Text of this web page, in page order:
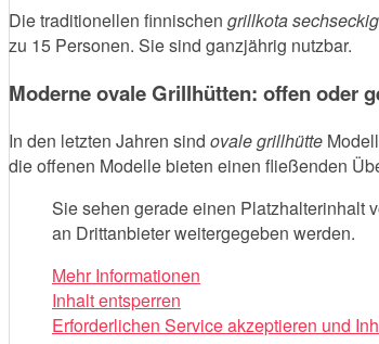
Die traditionellen finnischen grillkota sechseckig
zu 15 Personen. Sie sind ganzjährig nutzbar.
Moderne ovale Grillhütten: offen oder
In den letzten Jahren sind ovale grillhütte
die offenen Modelle bieten einen fließenden
Sie sehen gerade einen Platzhalterinhalt
an Drittanbieter weitergegeben werden.
Mehr Informationen
Inhalt entsperren
Erforderlichen Service akzeptieren und